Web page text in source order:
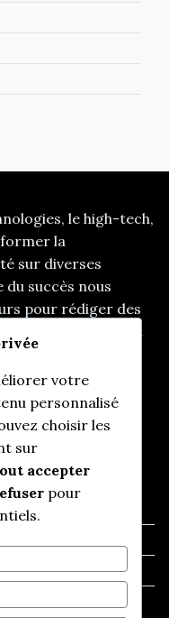
le high-tech,
la
sur diverses
succès nous
pour rédiger des
telles que les start
d’actualités
votre
personnalisé
choisir les
sur
accepter
pour